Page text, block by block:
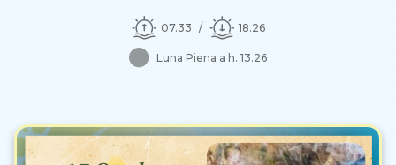
07.33 18.26
Luna Piena a h. 13.26